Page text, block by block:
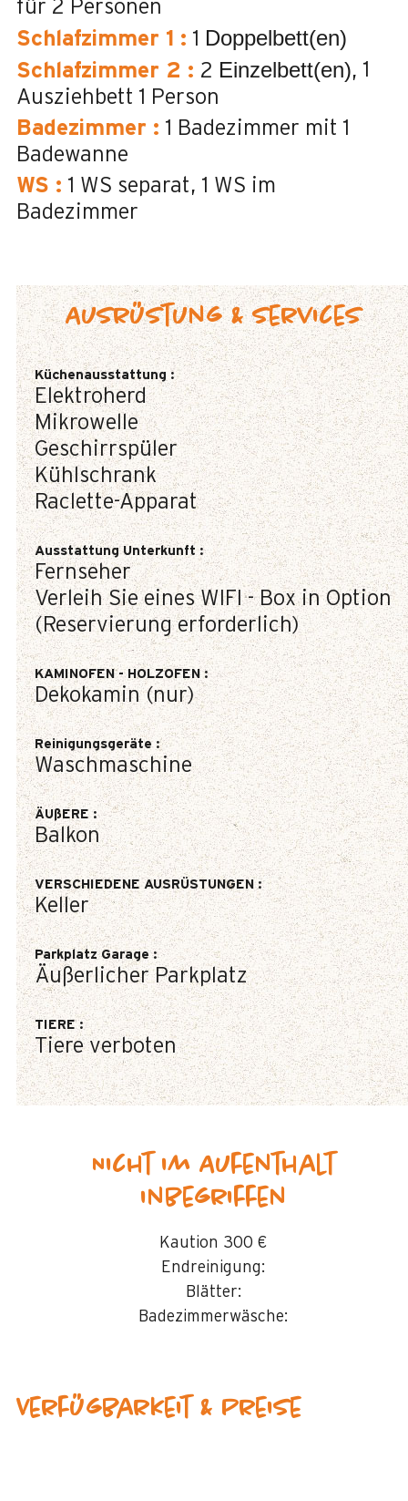
für 2 Personen
Schlafzimmer 1 : 1 Doppelbett(en)
Schlafzimmer 2 : 2 Einzelbett(en) 1
Ausziehbett 1 Person
Badezimmer : 1 Badezimmer mit 1
Badewanne
WS : 1 WS separat 1 WS im
Badezimmer
Ausrüstung & Services
Küchenausstattung :
Elektroherd
Mikrowelle
Geschirrspüler
Kühlschrank
Raclette-Apparat
Ausstattung Unterkunft:
Fernseher
Verleih Sie eines WIFI - Box in Option
(Reservierung erforderlich)
KAMINOFEN - HOLZOFEN:
Dekokamin (nur)
Reinigungsgeräte :
Waschmaschine
ÄUßERE:
Balkon
VERSCHIEDENE AUSRÜSTUNGEN:
Keller
Parkplatz Garage:
Äußerlicher Parkplatz
TIERE:
Tiere verboten
Nicht im Aufenthalt
inbegriffen
Kaution 300 €
Endreinigung:
Blätter:
Badezimmerwäsche:
Verfügbarkeit & Preise